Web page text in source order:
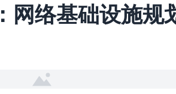
网络基础设施规